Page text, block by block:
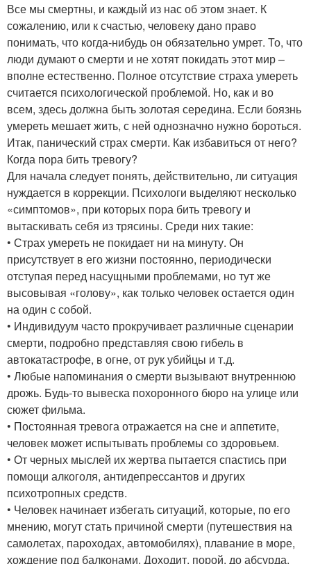
Все мы смертны, и каждый из нас об этом знает. К
сожалению, или к счастью, человеку дано право
понимать, что когда-нибудь он обязательно умрет. То, что
люди думают о смерти и не хотят покидать этот мир –
вполне естественно. Полное отсутствие страха умереть
считается психологической проблемой. Но, как и во
всем, здесь должна быть золотая середина. Если боязнь
умереть мешает жить, с ней однозначно нужно бороться.
Итак, панический страх смерти. Как избавиться от него?
Когда пора бить тревогу?
Для начала следует понять, действительно, ли ситуация
нуждается в коррекции. Психологи выделяют несколько
«симптомов», при которых пора бить тревогу и
вытаскивать себя из трясины. Среди них такие:
• Страх умереть не покидает ни на минуту. Он
присутствует в его жизни постоянно, периодически
отступая перед насущными проблемами, но тут же
высовывая «голову», как только человек остается один
на один с собой.
• Индивидуум часто прокручивает различные сценарии
смерти, подробно представляя свою гибель в
автокатастрофе, в огне, от рук убийцы и т.д.
• Любые напоминания о смерти вызывают внутреннюю
дрожь. Будь-то вывеска похоронного бюро на улице или
сюжет фильма.
• Постоянная тревога отражается на сне и аппетите,
человек может испытывать проблемы со здоровьем.
• От черных мыслей их жертва пытается спастись при
помощи алкоголя, антидепрессантов и других
психотропных средств.
• Человек начинает избегать ситуаций, которые, по его
мнению, могут стать причиной смерти (путешествия на
самолетах, пароходах, автомобилях), плавание в море,
хождение под балконами. Доходит, порой, до абсурда,